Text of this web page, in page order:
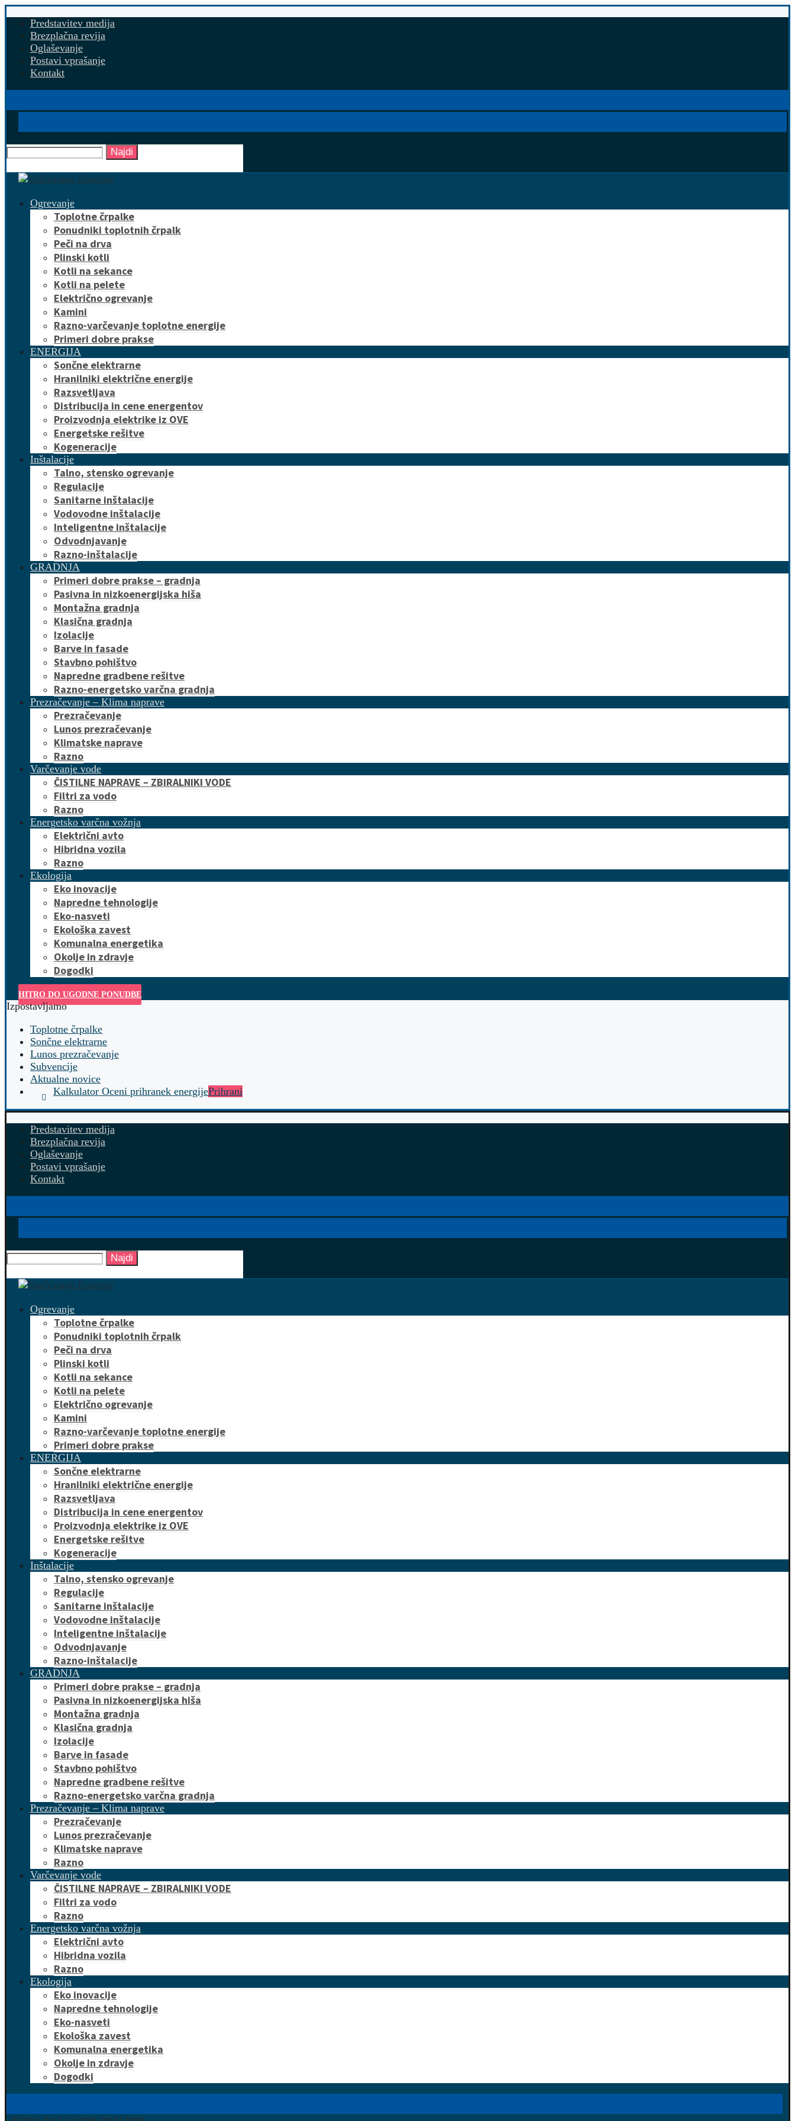
Predstavitev medija
Brezplačna revija
Oglaševanje
Postavi vprašanje
Kontakt
Najdi
Ogrevanje
Toplotne črpalke
Ponudniki toplotnih črpalk
Peči na drva
Plinski kotli
Kotli na sekance
Kotli na pelete
Električno ogrevanje
Kamini
Razno-varčevanje toplotne energije
Primeri dobre prakse
ENERGIJA
Sončne elektrarne
Hranilniki električne energije
Razsvetljava
Distribucija in cene energentov
Proizvodnja elektrike iz OVE
Energetske rešitve
Kogeneracije
Inštalacije
Talno, stensko ogrevanje
Regulacije
Sanitarne inštalacije
Vodovodne inštalacije
Inteligentne inštalacije
Odvodnjavanje
Razno-inštalacije
GRADNJA
Primeri dobre prakse – gradnja
Pasivna in nizkoenergijska hiša
Montažna gradnja
Klasična gradnja
Izolacije
Barve in fasade
Stavbno pohištvo
Napredne gradbene rešitve
Razno-energetsko varčna gradnja
Prezračevanje – Klima naprave
Prezračevanje
Lunos prezračevanje
Klimatske naprave
Razno
Varčevanje vode
ČISTILNE NAPRAVE – ZBIRALNIKI VODE
Filtri za vodo
Razno
Energetsko varčna vožnja
Električni avto
Hibridna vozila
Razno
Ekologija
Eko inovacije
Napredne tehnologije
Eko-nasveti
Ekološka zavest
Komunalna energetika
Okolje in zdravje
Dogodki
HITRO DO UGODNE PONUDBE
Izpostavljamo
Toplotne črpalke
Sončne elektrarne
Lunos prezračevanje
Subvencije
Aktualne novice
Kalkulator Oceni prihranek energijePrihrani
Predstavitev medija
Brezplačna revija
Oglaševanje
Postavi vprašanje
Kontakt
Najdi
Ogrevanje
Toplotne črpalke
Ponudniki toplotnih črpalk
Peči na drva
Plinski kotli
Kotli na sekance
Kotli na pelete
Električno ogrevanje
Kamini
Razno-varčevanje toplotne energije
Primeri dobre prakse
ENERGIJA
Sončne elektrarne
Hranilniki električne energije
Razsvetljava
Distribucija in cene energentov
Proizvodnja elektrike iz OVE
Energetske rešitve
Kogeneracije
Inštalacije
Talno, stensko ogrevanje
Regulacije
Sanitarne inštalacije
Vodovodne inštalacije
Inteligentne inštalacije
Odvodnjavanje
Razno-inštalacije
GRADNJA
Primeri dobre prakse – gradnja
Pasivna in nizkoenergijska hiša
Montažna gradnja
Klasična gradnja
Izolacije
Barve in fasade
Stavbno pohištvo
Napredne gradbene rešitve
Razno-energetsko varčna gradnja
Prezračevanje – Klima naprave
Prezračevanje
Lunos prezračevanje
Klimatske naprave
Razno
Varčevanje vode
ČISTILNE NAPRAVE – ZBIRALNIKI VODE
Filtri za vodo
Razno
Energetsko varčna vožnja
Električni avto
Hibridna vozila
Razno
Ekologija
Eko inovacije
Napredne tehnologije
Eko-nasveti
Ekološka zavest
Komunalna energetika
Okolje in zdravje
Dogodki